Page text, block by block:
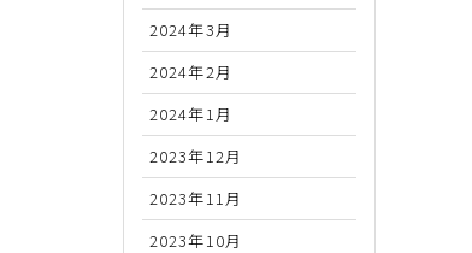
2024年3月
2024年2月
2024年1月
2023年12月
2023年11月
2023年10月